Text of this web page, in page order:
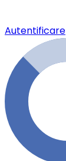
Autentificare